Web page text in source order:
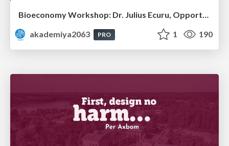
Bioeconomy Workshop: Dr. Julius Ecuru, Opportunities for a Bioeconomy in West Africa
akademiya2063
PRO 1 190